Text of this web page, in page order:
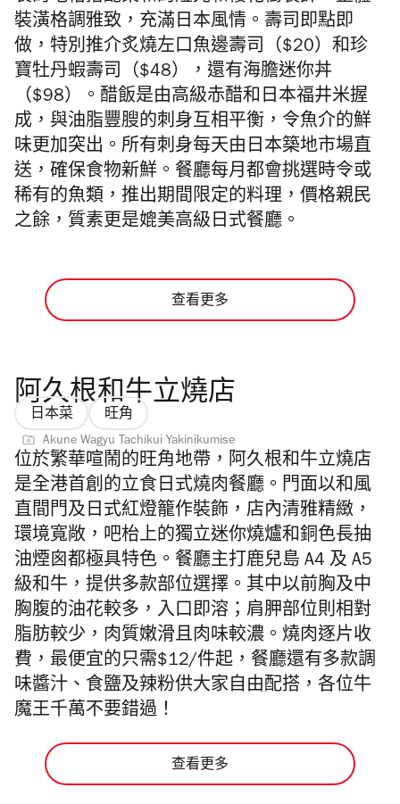
裝潢格調雅致，充滿日本風情。壽司即點即
做，特別推介炙燒左口魚邊壽司（$20）和珍
寶牡丹蝦壽司（$48），還有海膽迷你丼
（$98）。醋飯是由高級赤醋和日本福井米握
成，與油脂豐膄的刺身互相平衡，令魚介的鮮
味更加突出。所有刺身每天由日本築地市場直
送，確保食物新鮮。餐廳每月都會挑選時令或
稀有的魚類，推出期間限定的料理，價格親民
之餘，質素更是媲美高級日式餐廳。
查看更多
阿久根和牛立燒店
日本菜 旺角
Akune Wagyu Tachikui Yakinikumise
位於繁華喧鬧的旺角地帶，阿久根和牛立燒店
是全港首創的立食日式燒肉餐廳。門面以和風
直間門及日式紅燈籠作裝飾，店內清雅精緻，
環境寬敞，吧枱上的獨立迷你燒爐和銅色長抽
油煙囪都極具特色。餐廳主打鹿兒島 A4 及 A5
級和牛，提供多款部位選擇。其中以前胸及中
胸腹的油花較多，入口即溶；肩胛部位則相對
脂肪較少，肉質嫩滑且肉味較濃。燒肉逐片收
費，最便宜的只需$12/件起，餐廳還有多款調
味醬汁、食鹽及辣粉供大家自由配搭，各位牛
魔王千萬不要錯過！
查看更多